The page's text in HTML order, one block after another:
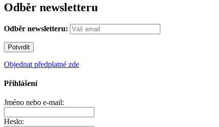
Odběr newsletteru
Odběr newsletteru:
Objednat předplatné zde
Přihlášení
Jméno nebo e-mail:
Heslo: